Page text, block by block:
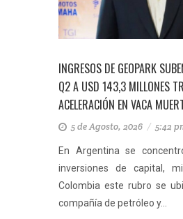
INGRESOS DE GEOPARK
Q2 A USD 143,3 MILLONES
ACELERACIÓN EN VACA
5 de Agosto, 2026 / 5:42
En Argentina se
inversiones de capital,
Colombia este rubro se
compañía de petróleo y...